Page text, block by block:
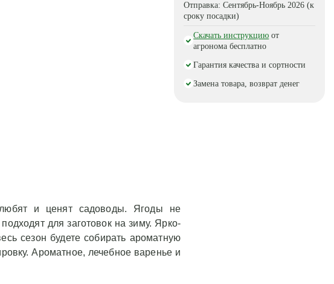
Отправка:Сентябрь-Ноябрь 2026 (к
сроку посадки)
Скачать инструкцию от
агронома бесплатно
Гарантия качества и сортности
Замена товара, возврат денег
и ценят садоводы. Ягоды не
для заготовок на зиму. Ярко-
сезон будете собирать ароматную
Ароматное, лечебное варенье и